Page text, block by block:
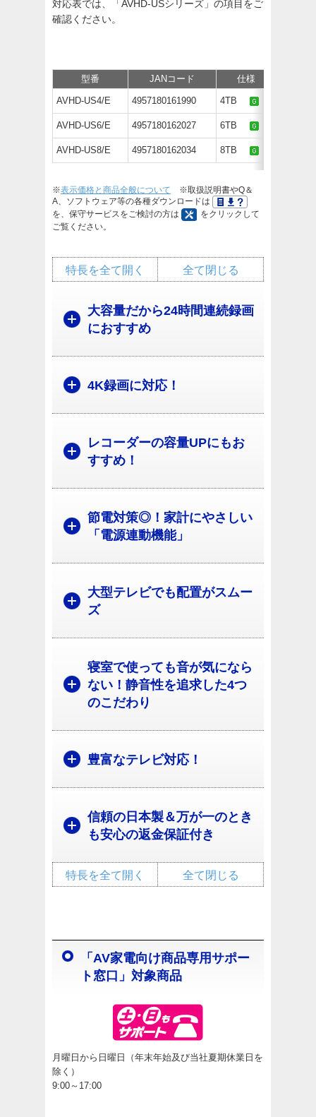
対応表では、「AVHD-USシリーズ」の項目をご
確認ください。
型番 JANコード 仕様
AVHD-US4/E 4957180161990 4TB
AVHD-US6/E 4957180162027 6TB
AVHD-US8/E 4957180162034 8TB
※表示価格と商品全般について ※取扱説明書やQ＆
A、ソフトウェア等の各種ダウンロードは
を、保守サービスをご検討の方は
をクリックして
ご覧ください。
全て閉じる
特長を全て開く
大容量だから24時間連続録画
におすすめ
4K録画に対応！
レコーダーの容量UPにもお
すすめ！
節電対策◎！家計にやさしい
「電源連動機能」
大型テレビでも配置がスムー
ズ
寝室で使っても音が気になら
ない！静音性を追求した4つ
のこだわり
豊富なテレビ対応！
信頼の日本製＆万が一のとき
も安心の返金保証付き
全て閉じる
特長を全て開く
「AV家電向け商品専用サポー
ト窓口」対象商品
月曜日から日曜日（年末年始及び当社夏期休業日を
除く）
9:00～17:00